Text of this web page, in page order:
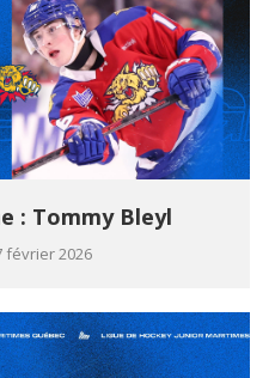
: Tommy Bleyl
février 2026